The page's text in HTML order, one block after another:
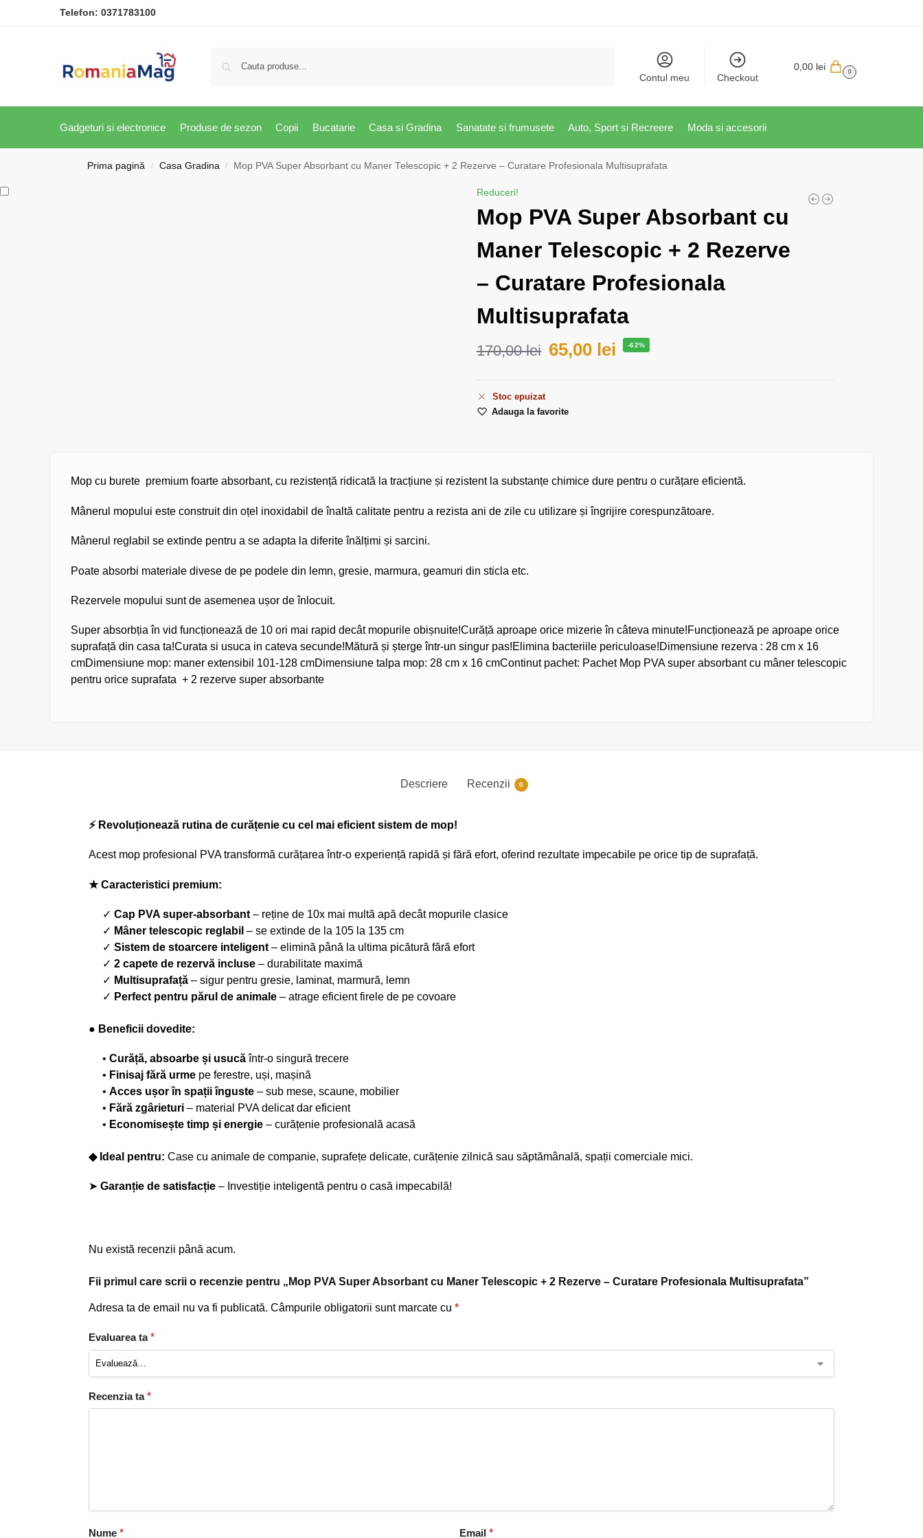
Telefon: 0371783100
Contul meu Checkout
0,00 lei 0
Gadgeturi si electronice Produse de sezon Copii Bucatarie Casa si Gradina Sanatate si frumusete Auto, Sport si Recreere Moda si accesorii
Prima pagină / Casa Gradina / Mop PVA Super Absorbant cu Maner Telescopic + 2 Rezerve – Curatare Profesionala Multisuprafata
Reduceri!
Mop PVA Super Absorbant cu
Maner Telescopic + 2 Rezerve
– Curatare Profesionala
Multisuprafata
170,00lei 65,00 lei -62%
Stoc epuizat
Adauga la favorite
Mop cu burete premium foarte absorbant, cu rezistență ridicată la tracțiune și rezistent la substanțe chimice dure pentru o curățare eficientă.
Mânerul mopului este construit din oțel inoxidabil de înaltă calitate pentru a rezista ani de zile cu utilizare și îngrijire corespunzătoare.
Mânerul reglabil se extinde pentru a se adapta la diferite înălțimi și sarcini.
Poate absorbi materiale divese de pe podele din lemn, gresie, marmura, geamuri din sticla etc.
Rezervele mopului sunt de asemenea ușor de înlocuit.
Super absorbția în vid funcționează de 10 ori mai rapid decât mopurile obișnuite!Curăță aproape orice mizerie în câteva minute!Funcționează pe aproape orice
suprafață din casa ta!Curata si usuca in cateva secunde!Mătură și șterge într-un singur pas!Elimina bacteriile periculoase!Dimensiune rezerva : 28 cm x 16
cmDimensiune mop: maner extensibil 101-128 cmDimensiune talpa mop: 28 cm x 16 cmContinut pachet: Pachet Mop PVA super absorbant cu mâner telescopic
pentru orice suprafata + 2 rezerve super absorbante
Descriere Recenzii 0
⚡ Revoluționează rutina de curățenie cu cel mai eficient sistem de mop!
Acest mop profesional PVA transformă curățarea într-o experiență rapidă și fără efort, oferind rezultate impecabile pe orice tip de suprafață.
★ Caracteristici premium:
✓ Cap PVA super-absorbant– reține de 10x mai multă apă decât mopurile clasice
✓ Mâner telescopic reglabil – se extinde de la 105 la 135 cm
✓ Sistem de stoarcere inteligent– elimină până la ultima picătură fără efort
✓ 2 capete de rezervă incluse– durabilitate maximă
✓ Multisuprafață– sigur pentru gresie, laminat, marmură, lemn
✓ Perfect pentru părul de animale– atrage eficient firele de pe covoare
● Beneficii dovedite:
• Curăță, absoarbe și usucăîntr-o singură trecere
• Finisaj fără urmepe ferestre, uși, mașină
• Acces ușor în spații înguste– sub mese, scaune, mobilier
• Fără zgârieturi– material PVA delicat dar eficient
• Economisește timp și energie– curățenie profesională acasă
◆ Ideal pentru: Case cu animale de companie, suprafețe delicate, curățenie zilnică sau săptămânală, spații comerciale mici.
➤ Garanție de satisfacție– Investiție inteligentă pentru o casă impecabilă!
Nu există recenzii până acum.
Fii primul care scrii o recenzie pentru „Mop PVA Super Absorbant cu Maner Telescopic + 2 Rezerve – Curatare Profesionala Multisuprafata”
Adresa ta de email nu va fi publicată. Câmpurile obligatorii sunt marcate cu *
Evaluarea ta*
Recenzia ta*
Nume * Email *